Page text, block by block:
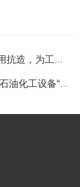
程安全保驾护航
备“0问题”运行？